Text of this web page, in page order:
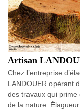
Artisan
Chez l’entreprise
LANDOUER opérant
des travaux qui prime
de la nature.